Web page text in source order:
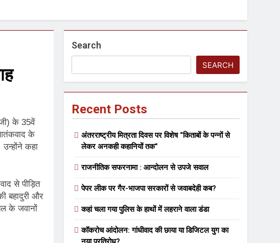
कदम
का भव्य आयोजन
समाज सेवा मे तत्पर दानवीर परिवार
के 35वें
के
कहा
से पीड़ित
बहादुरी और
के जवानों
Search
SEARCH
Recent Posts
अंतरराष्ट्रीय मित्रता दिवस पर विशेष “किताबों के पन्नों से
लेकर अनकही कहानियों तक”
राजनीतिक सफरनामा : आन्दोलन से उपजे सवाल
पेपर लीक पर गैर-भाजपा सरकारों से जवाबदेही कब?
कहां चला गया पुलिस के हाथों में लहराने वाला डंडा
कॉकरोच आंदोलन: गांधीवाद की छाया या डिजिटल युग का